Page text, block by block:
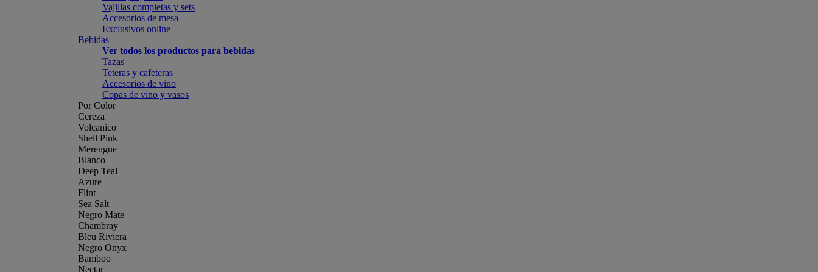
Vajillas completas y sets
Accesorios de mesa
Exclusivos online
Bebidas
Ver todos los productos para bebidas
Tazas
Teteras y cafeteras
Accesorios de vino
Copas de vino y vasos
Por Color
Cereza
Volcanico
Shell Pink
Merengue
Blanco
Deep Teal
Azure
Flint
Sea Salt
Negro Mate
Chambray
Bleu Riviera
Negro Onyx
Bamboo
Nectar